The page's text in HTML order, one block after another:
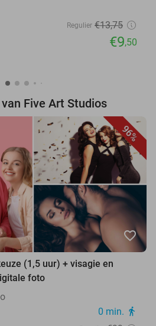
Regulier €13,75
€9,50
Five Art Studios
96%
favorite_border
(1,5 uur) + visagie en
foto
0 min. directions_walk